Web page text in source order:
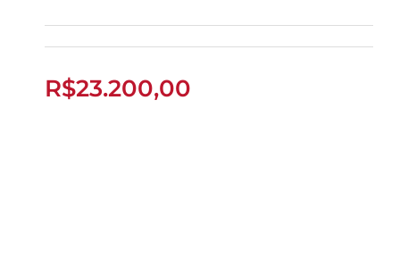
FAN 160 FLEX 2026
R$23.200,00